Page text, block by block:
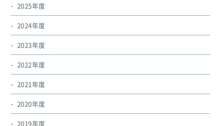
2025年度
2024年度
2023年度
2022年度
2021年度
2020年度
2019年度